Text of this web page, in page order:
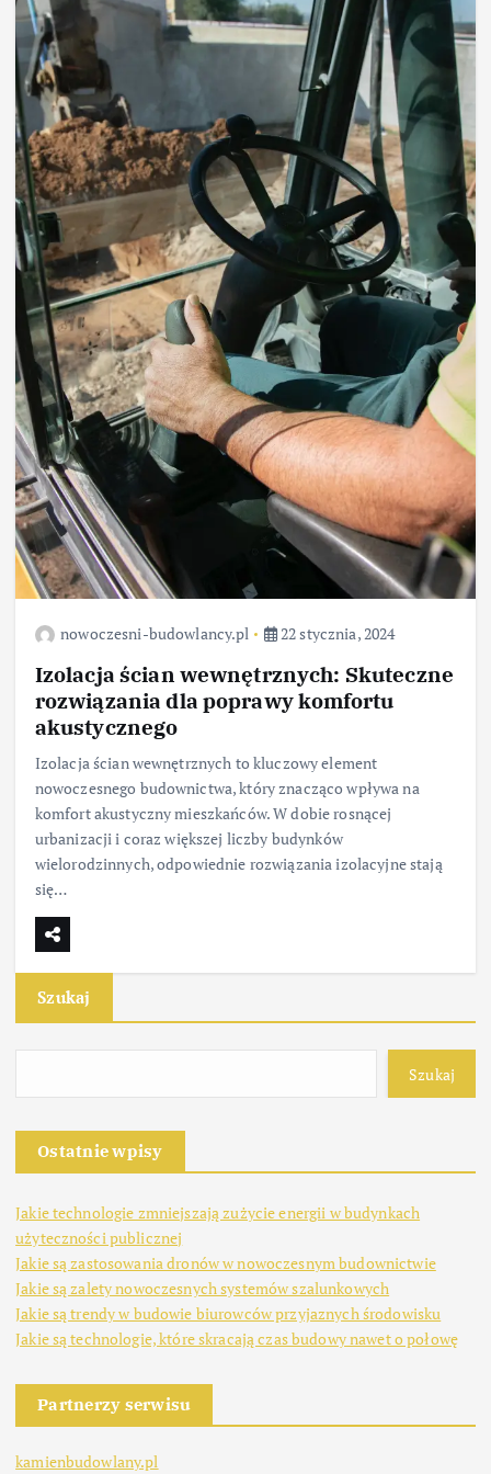
nowoczesni-budowlancy.pl 22 stycznia, 2024
Izolacja ścian wewnętrznych: Skuteczne
rozwiązania dla poprawy komfortu
akustycznego
Izolacja ścian wewnętrznych to kluczowy element
nowoczesnego budownictwa, który znacząco wpływa na
komfort akustyczny mieszkańców. W dobie rosnącej
urbanizacji i coraz większej liczby budynków
wielorodzinnych, odpowiednie rozwiązania izolacyjne stają
się…
Szukaj
Szukaj
Ostatnie wpisy
Jakie technologie zmniejszają zużycie energii w budynkach
użyteczności publicznej
Jakie są zastosowania dronów w nowoczesnym budownictwie
Jakie są zalety nowoczesnych systemów szalunkowych
Jakie są trendy w budowie biurowców przyjaznych środowisku
Jakie są technologie, które skracają czas budowy nawet o połowę
Partnerzy serwisu
kamienbudowlany.pl